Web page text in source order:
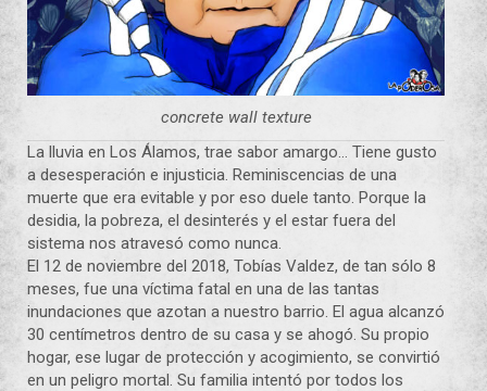
concrete wall texture
La lluvia en Los Álamos, trae sabor amargo… Tiene gusto
a desesperación e injusticia. Reminiscencias de una
muerte que era evitable y por eso duele tanto. Porque la
desidia, la pobreza, el desinterés y el estar fuera del
sistema nos atravesó como nunca.
El 12 de noviembre del 2018, Tobías Valdez, de tan sólo 8
meses, fue una víctima fatal en una de las tantas
inundaciones que azotan a nuestro barrio. El agua alcanzó
30 centímetros dentro de su casa y se ahogó. Su propio
hogar, ese lugar de protección y acogimiento, se convirtió
en un peligro mortal. Su familia intentó por todos los